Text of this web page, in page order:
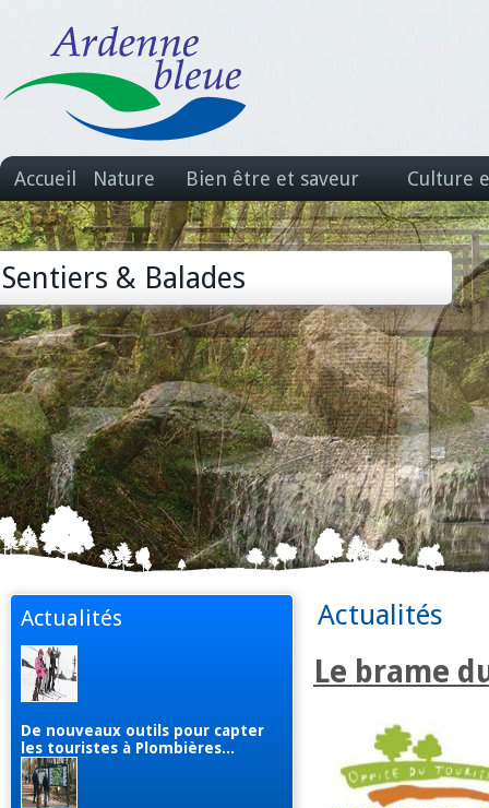
Accueil Nature Bien être et saveur Culture
Sentiers & Balades
Actualités
De nouveaux outils pour capter
les touristes à Plombières...
Actualités
Le brame